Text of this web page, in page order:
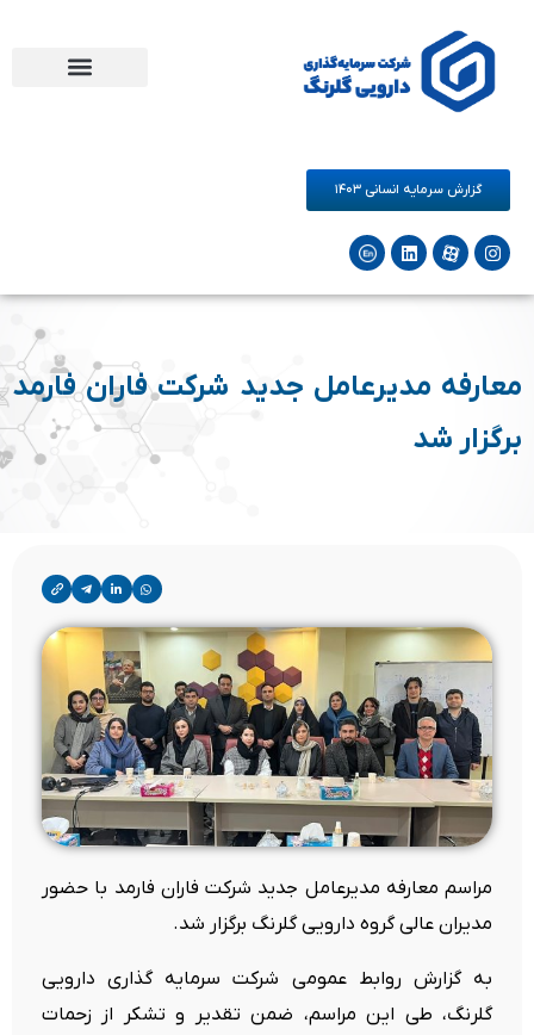
گزارش سرمایه انسانی ۱۴۰۳
معارفه مدیرعامل جدید شرکت فاران فارمد
برگزار شد
مراسم معارفه مدیرعامل جدید شرکت فاران فارمد با حضور
مدیران عالی گروه دارویی گلرنگ برگزار شد.
به گزارش روابط عمومی شرکت سرمایه گذاری دارویی
گلرنگ، طی این مراسم، ضمن تقدیر و تشکر از زحمات